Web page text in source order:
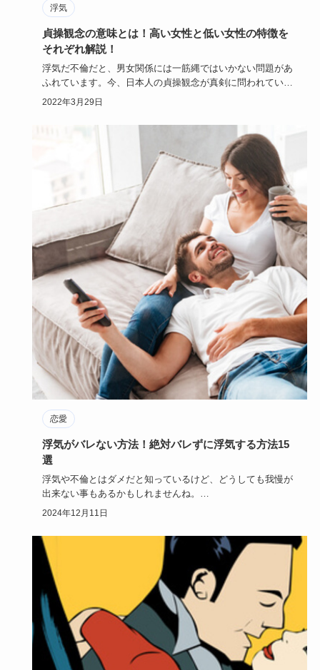
浮気
貞操観念の意味とは！高い女性と低い女性の特徴を
それぞれ解説！
浮気だ不倫だと、男女関係には一筋縄ではいかない問題があ
ふれています。今、日本人の貞操観念が真剣に問われていま
す。この記事で…
2022年3月29日
恋愛
浮気がバレない方法！絶対バレずに浮気する方法15
選
浮気や不倫とはダメだと知っているけど、どうしても我慢が
出来ない事もあるかもしれませんね。
ですが、本命の恋人とは別れたく…
2024年12月11日